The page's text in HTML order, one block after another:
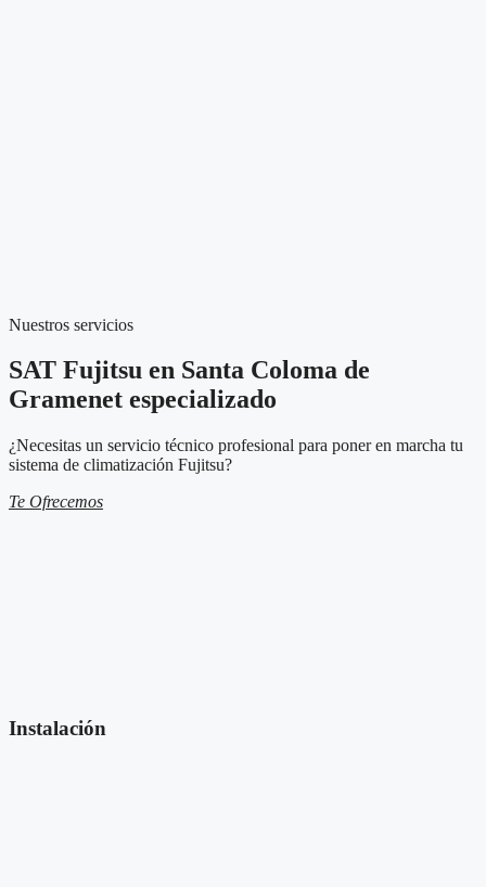
Nuestros servicios
SAT Fujitsu en Santa Coloma de
Gramenet especializado
¿Necesitas un servicio técnico profesional para poner en marcha tu
sistema de climatización Fujitsu?
Te Ofrecemos
Instalación